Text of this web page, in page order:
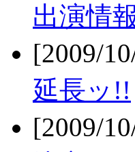
出演情
[2009/
延長ッ!!
[2009/